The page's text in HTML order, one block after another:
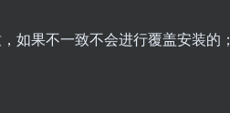
如果不一致不会进行覆盖安装的；